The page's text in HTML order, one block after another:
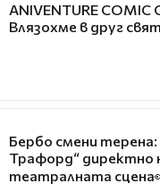
ANIVENTURE COMIC
Влязохме в друг
Бербо смени
Трафорд“ директно
театралната